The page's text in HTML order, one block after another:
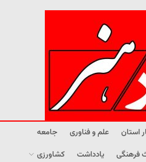
استان علم و فناوری
جامعه
فرهنگی یادداشت
کشاورزی